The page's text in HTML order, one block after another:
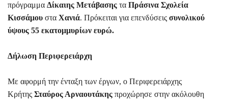
πρόγραμμα Δίκαιης Μετάβασης τα Πράσινα Σχολεία
Κισσάμου στα Χανιά. Πρόκειται για επενδύσεις συνολικού
ύψους 55 εκατομμυρίων ευρώ.
Δήλωση Περιφερειάρχη
Με αφορμή την ένταξη των έργων, ο Περιφερειάρχης
Κρήτης Σταύρος Αρναουτάκης προχώρησε στην ακόλουθη